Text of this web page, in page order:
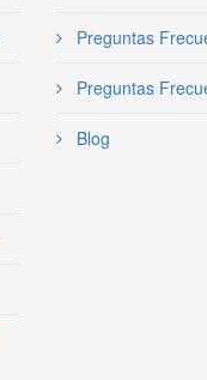
Preguntas
Preguntas
Blog